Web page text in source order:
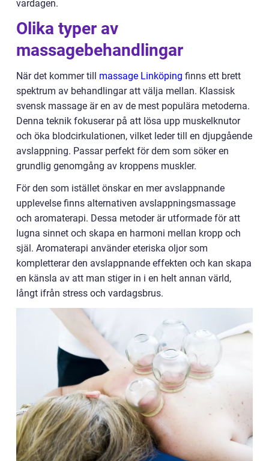
vardagen.
Olika typer av
massagebehandlingar
När det kommer till massage Linköping finns ett brett
spektrum av behandlingar att välja mellan. Klassisk
svensk massage är en av de mest populära metoderna.
Denna teknik fokuserar på att lösa upp muskelknutor
och öka blodcirkulationen, vilket leder till en djupgående
avslappning. Passar perfekt för dem som söker en
grundlig genomgång av kroppens muskler.
För den som istället önskar en mer avslappnande
upplevelse finns alternativen avslappningsmassage
och aromaterapi. Dessa metoder är utformade för att
lugna sinnet och skapa en harmoni mellan kropp och
själ. Aromaterapi använder eteriska oljor som
kompletterar den avslappnande effekten och kan skapa
en känsla av att man stiger in i en helt annan värld,
långt ifrån stress och vardagsbrus.